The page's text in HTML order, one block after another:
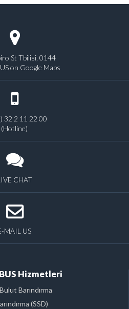
St Tbilisi, 0144
on Google Maps
32 2 11 22 00
(Hotline)
CHAT
MAIL US
Hizmetleri
Barındırma
(SSD)